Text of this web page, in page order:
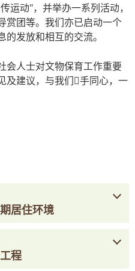
运动"，并举办一系列活动，
赏团等。我们亦已启动一个
发放和相互的交流。
会人士对文物保育工作重要
及建议，与我们手同心，一
居住环境
程